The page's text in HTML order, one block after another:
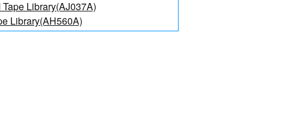
Library(AJ037A)
Library(AH560A)